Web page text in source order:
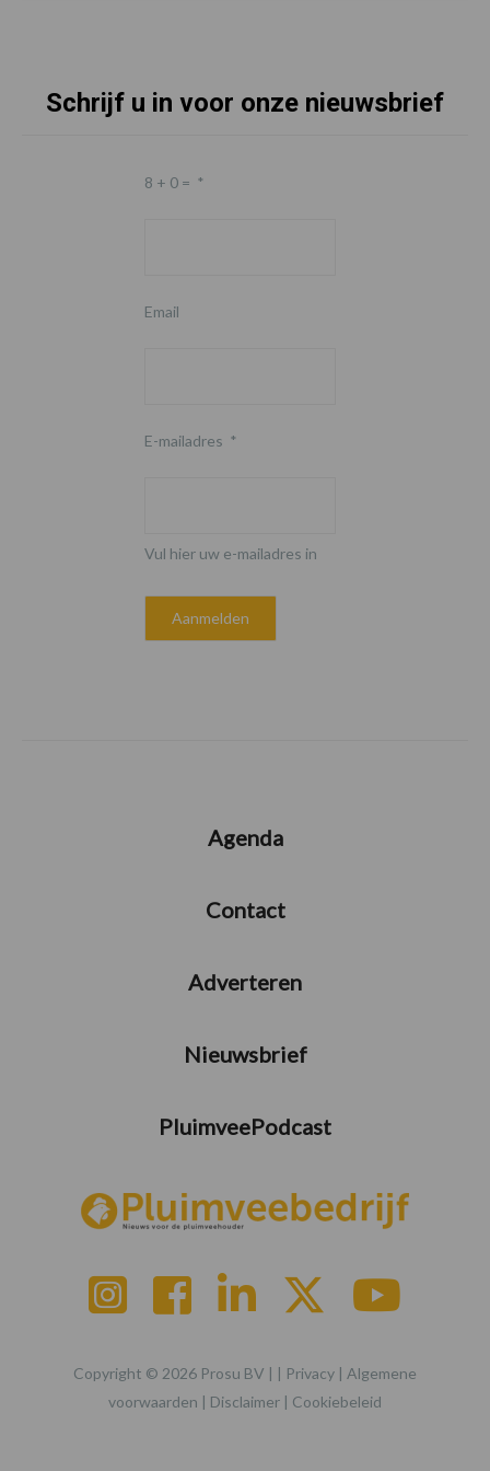
Schrijf u in voor onze nieuwsbrief
8 + 0 = *
Email
E-mailadres *
Vul hier uw e-mailadres in
Agenda
Contact
Adverteren
Nieuwsbrief
PluimveePodcast
Copyright © 2026 Prosu BV | | Privacy | Algemene
voorwaarden | Disclaimer | Cookiebeleid